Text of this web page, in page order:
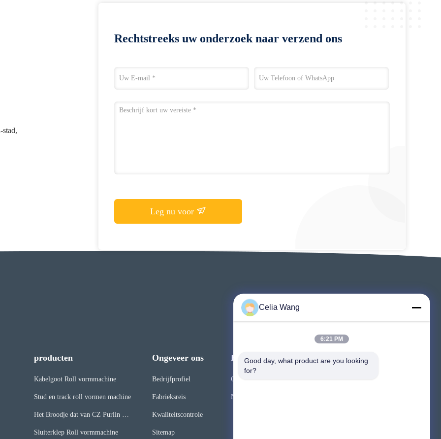
Rechtstreeks uw onderzoek naar verzend ons
Leg nu voor
producten
Kabelgoot Roll vormmachine
Stud en track roll vormen machine
Het Broodje dat van CZ Purlin Ma
Sluiterklep Roll vormmachine
Ongeveer ons
Bedrijfprofiel
Fabrieksreis
Kwaliteitscontrole
Sitemap
Evenementen
Gevallen
Nieuws
Verzoek Een Citaat
Celia Wang
6:21 PM
Good day, what product are you looking
for?